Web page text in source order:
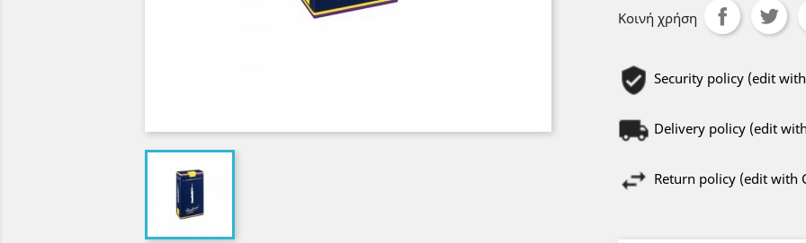
Κοινή χρήση
Security policy (edit
Delivery policy (edit
Return policy (edit with